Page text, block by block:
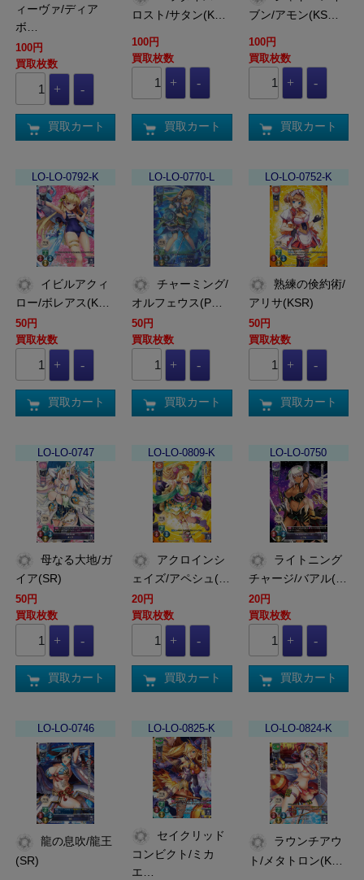
ィーヴァ/ディア
ボ…
100円
買取枚数
買取カート
ロスト/サタン(K…
100円
買取枚数
買取カート
ブン/アモン(KS…
100円
買取枚数
買取カート
LO-LO-0792-K
ロー/ボレアス(K…
50円
買取枚数
買取カート
LO-LO-0770-L
オルフェウス(P…
50円
買取枚数
買取カート
LO-LO-0752-K
アリサ(KSR)
50円
買取枚数
買取カート
LO-LO-0747
イア(SR)
50円
買取枚数
買取カート
LO-LO-0809-K
ェイズ/アペシュ(…
20円
買取枚数
買取カート
LO-LO-0750
チャージ/バアル(…
20円
買取枚数
買取カート
LO-LO-0746
(SR)
LO-LO-0825-K
コンビクト/ミカ
エ…
LO-LO-0824-K
ト/メタトロン(K…